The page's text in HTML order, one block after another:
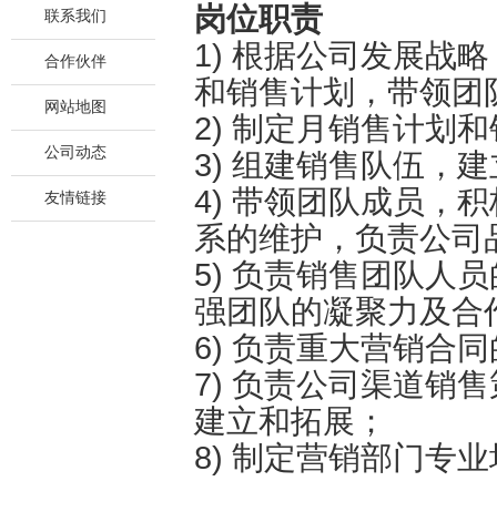
联系我们
合作伙伴
网站地图
公司动态
友情链接
岗位职责
1) 根据公司发展战
和销售计划，带领团
2) 制定月销售计划
3) 组建销售队伍，
4) 带领团队成员，
系的维护，负责公
5) 负责销售团队人
强团队的凝聚力及合
6) 负责重大营销合
7) 负责公司渠道销
建立和拓展；
8) 制定营销部门专